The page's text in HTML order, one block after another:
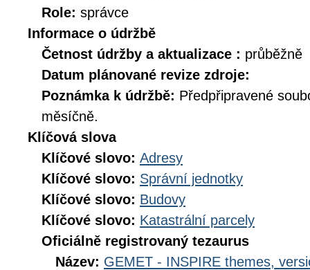
Role: správce
Informace o údržbě
Četnost údržby a aktualizace : průběžně
Datum plánované revize zdroje:
Poznámka k údržbě: Předpřipravené
měsíčně.
Klíčová slova
Klíčové slovo: Adresy
Klíčové slovo: Správní jednotky
Klíčové slovo: Budovy
Klíčové slovo: Katastrální parcely
Oficiálně registrovaný tezaurus
Název: GEMET - INSPIRE themes,